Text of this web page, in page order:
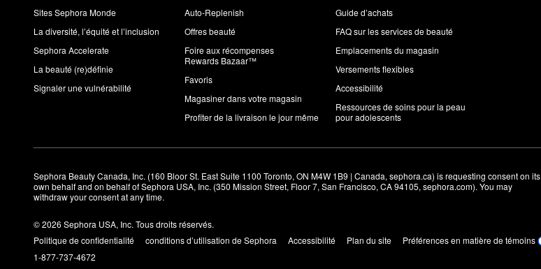
Sites Sephora Monde
La diversité, l’équité et l’inclusion
Sephora Accelerate
La beauté (re)définie
Signaler une vulnérabilité
Auto-Replenish
Offres beauté
Foire aux récompenses
Rewards Bazaar™
Favoris
Magasiner dans votre magasin
Profiter de la livraison le jour même
Guide d’achats
FAQ sur les services de beauté
Emplacements du magasin
Versements flexibles
Accessibilité
Ressources de soins pour la peau
pour adolescents
Sephora Beauty Canada, Inc. (160 Bloor St. East Suite 1100 Toronto, ON M4W 1B9 | Canada, sephora.ca) is requesting consent on its
own behalf and on behalf of Sephora USA, Inc. (350 Mission Street, Floor 7, San Francisco, CA 94105, sephora.com). You may
withdraw your consent at any time.
© 2026 Sephora USA, Inc. Tous droits réservés.
Politique de confidentialité
conditions d’utilisation de Sephora Accessibilité Plan du site
Préférences en matière de témoins
1-877-737-4672